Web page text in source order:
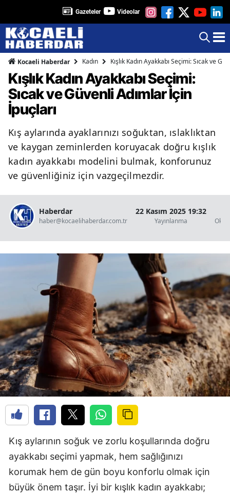
Gazeteler Videolar
Kocaeli Haberdar Kadın Kışlık Kadın Ayakkabı Seçimi: Sıcak ve
Kışlık Kadın Ayakkabı Seçimi:
Sıcak ve Güvenli Adımlar İçin
İpuçları
Kış aylarında ayaklarınızı soğuktan, ıslaklıktan
ve kaygan zeminlerden koruyacak doğru kışlık
kadın ayakkabı modelini bulmak, konforunuz
ve güvenliğiniz için vazgeçilmezdir.
Haberdar
haber@kocaelihaberdar.com.tr
22 Kasım 2025 19:32
Yayınlanma
Kış aylarının soğuk ve zorlu koşullarında doğru
ayakkabı seçimi yapmak, hem sağlığınızı
korumak hem de gün boyu konforlu olmak için
büyük önem taşır. İyi bir kışlık kadın ayakkabı;